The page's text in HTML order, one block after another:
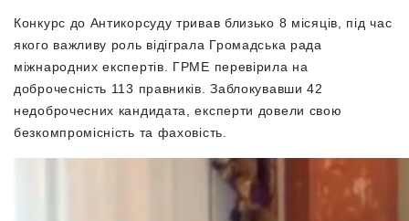
Конкурс до Антикорсуду тривав близько 8 місяців, під час
якого важливу роль відіграла Громадська рада
міжнародних експертів. ГРМЕ перевірила на
доброчесність 113 правників. Заблокувавши 42
недоброчесних кандидата, експерти довели свою
безкомпромісність та фаховість.